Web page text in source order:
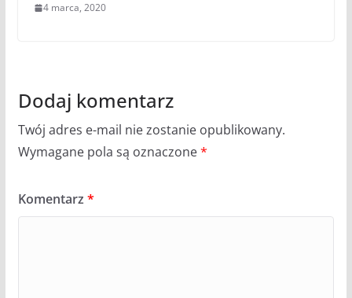
4 marca, 2020
Dodaj komentarz
Twój adres e-mail nie zostanie opublikowany.
Wymagane pola są oznaczone*
Komentarz *